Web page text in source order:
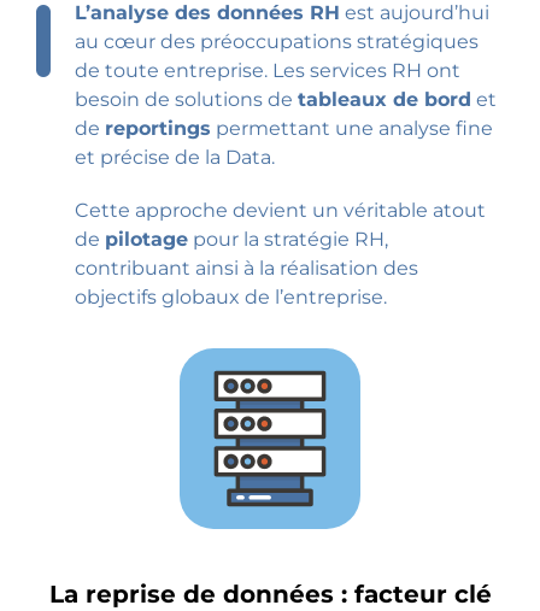
L’analyse des données RH est aujourd’hui
au cœur des préoccupations stratégiques
de toute entreprise. Les services RH ont
besoin de solutions de tableaux de bord et
de reportings permettant une analyse fine
et précise de la Data.
Cette approche devient un véritable atout
de pilotage pour la stratégie RH,
contribuant ainsi à la réalisation des
objectifs globaux de l’entreprise.
La reprise de données : facteur clé